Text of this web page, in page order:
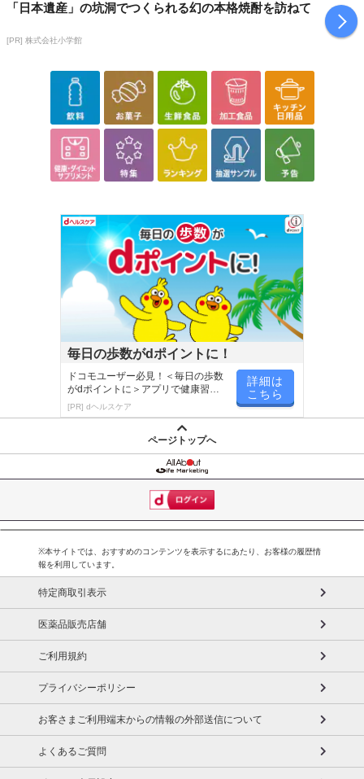
その他共通および商品カテゴリー別注意事項（※必ずご確認くだ
さい）
こちらの情報は2026-07-09 14:13:35.0での情報となります。
「日本遺産」の坑洞でつくられる幻の本格焼酎を訪ねて
[PR] 株式会社小学館
毎日の歩数がdポイントに！
ドコモユーザー必見！＜毎日の歩数
がdポイントに＞アプリで健康習慣
が楽しく続く
[PR] dヘルスケア
詳細は
こちら
ページトップへ
※本サイトでは、おすすめのコンテンツを表示するにあたり、お客様の履歴情
報を利用しています。
特定商取引表示
医薬品販売店舗
ご利用規約
プライバシーポリシー
お客さまご利用端末からの情報の外部送信について
よくあるご質問